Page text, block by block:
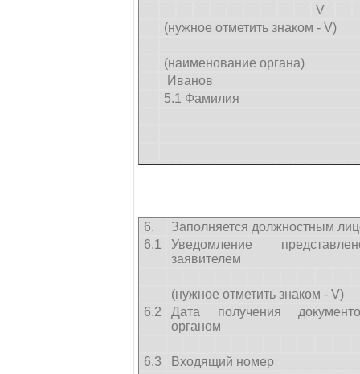
V
(нужное отметить знаком - V)
(наименование органа)
Иванов
5.1 Фамилия
6.
Заполняется должностным
6.1
Уведомление
заявителем
(нужное отметить знаком - V)
6.2
Дата получения
органом
6.3 Входящий номер